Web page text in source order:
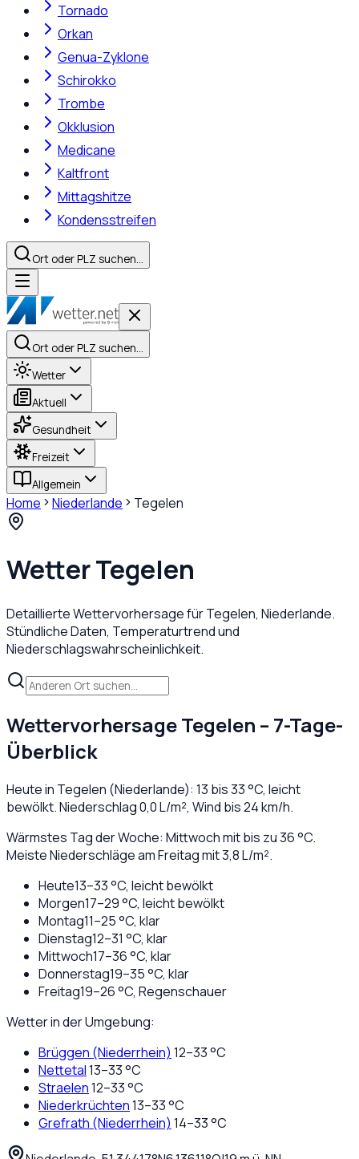
Tornado
Orkan
Genua-Zyklone
Schirokko
Trombe
Okklusion
Medicane
Kaltfront
Mittagshitze
Kondensstreifen
Ort oder PLZ suchen…
Ort oder PLZ suchen…
Wetter
Aktuell
Gesundheit
Freizeit
Allgemein
Home Niederlande Tegelen
WetterTegelen
Detaillierte Wettervorhersage fürTegelen, Niederlande.
Stündliche Daten, Temperaturtrend und
Niederschlagswahrscheinlichkeit.
WettervorhersageTegelen – 7-Tage-
Überblick
Heute in Tegelen (Niederlande): 13 bis33°C, leicht
bewölkt. Niederschlag0,0L/m², Wind bis24km/h.
Wärmstes Tag der Woche: Mittwoch mit bis zu 36 °C.
Meiste Niederschläge am Freitag mit 3,8 L/m².
Heute13–33°C, leicht bewölkt
Morgen17–29°C, leicht bewölkt
Montag11–25°C, klar
Dienstag12–31 °C, klar
Mittwoch17–36°C, klar
Donnerstag19–35°C, klar
Freitag19–26°C, Regenschauer
Wetter in der Umgebung:
Brüggen (Niederrhein) 12–33°C
Nettetal13–33°C
Straelen12–33°C
Niederkrüchten13–33°C
Grefrath (Niederrhein) 14–33°C